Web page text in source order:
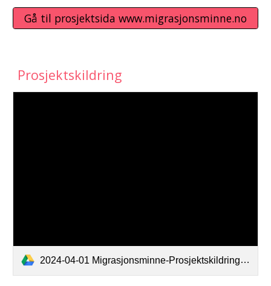
Gå til prosjektsida www.migrasjonsminne.no
Prosjektskildring
2024-04-01 Migrasjonsminne-Prosjektskildring til Sparebankstifelsen DNB.pdf